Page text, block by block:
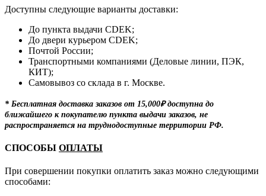
Доступны следующие варианты доставки:
До пункта выдачи CDEK;
До двери курьером CDEK;
Почтой России;
Транспортными компаниями (Деловые линии, ПЭК,
КИТ);
Самовывоз со склада в г. Москве.
* Бесплатная доставка заказов от 15,000₽ доступна до
ближайшего к покупателю пункта выдачи заказов, не
распространяется на труднодоступные территории РФ.
СПОСОБЫ ОПЛАТЫ
При совершении покупки оплатить заказ можно следующими
способами: